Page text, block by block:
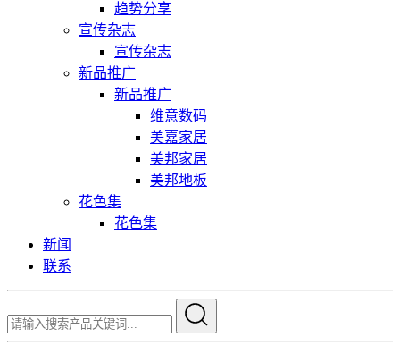
趋势分享
宣传杂志
宣传杂志
新品推广
新品推广
维意数码
美嘉家居
美邦家居
美邦地板
花色集
花色集
新闻
联系